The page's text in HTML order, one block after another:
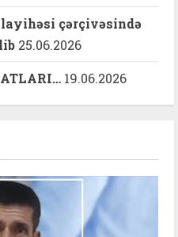
layihəsi çərçivəsində
25.06.2026
19.06.2026